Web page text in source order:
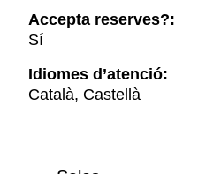
Accepta reserves?:
Sí
Idiomes d’atenció:
Català, Castellà